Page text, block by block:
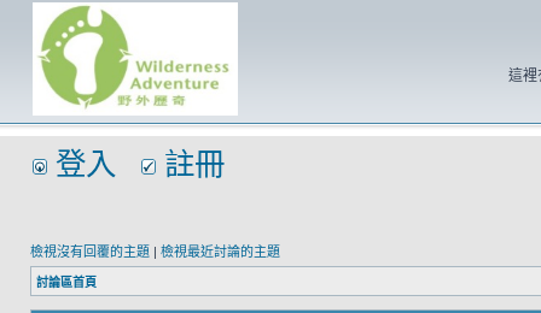
這裡
登入 註冊
檢視沒有回覆的主題 | 檢視最近討論的主題
討論區首頁